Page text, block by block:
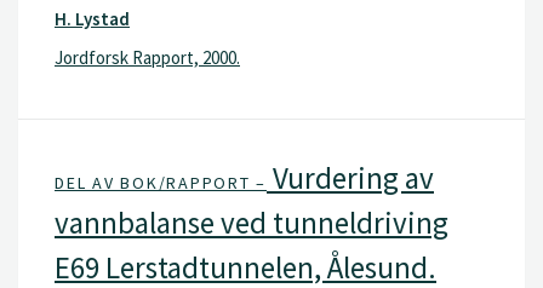
H. Lystad
Jordforsk Rapport, 2000.
DEL AV BOK/RAPPORT – Vurdering av
vannbalanse ved tunneldriving
E69 Lerstadtunnelen, Ålesund.